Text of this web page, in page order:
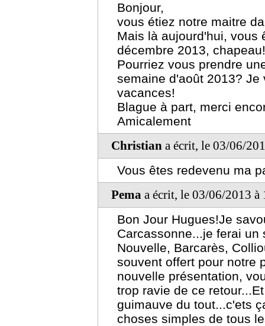
Bonjour,
vous étiez notre maitre
Mais là aujourd'hui, vous
décembre 2013, chapeau!
Pourriez vous prendre
semaine d'août 2013?
vacances!
Blague à part, merci
Amicalement
Christian a écrit, le 03/06/
Vous êtes redevenu ma
Pema a écrit, le 03/06/2013 à
Bon Jour Hugues!Je
Carcassonne...je ferai
Nouvelle, Barcarès,
souvent offert pour notre
nouvelle présentation,
trop ravie de ce
guimauve du tout...c'ets
choses simples de tous